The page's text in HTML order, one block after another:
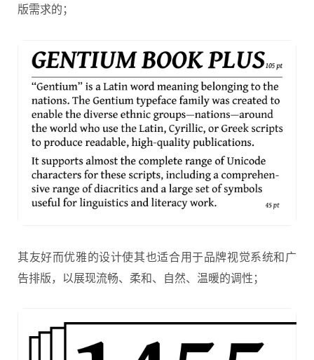
版需求的；
其友好而优雅的设计使其也适合用于品牌视觉系统和广
告排版，以展现流畅、柔和、自然、温暖的调性；